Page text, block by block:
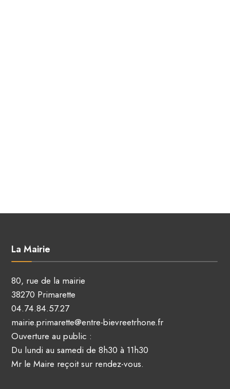
La Mairie
80, rue de la mairie
38270 Primarette
04.74.84.57.27
mairie.primarette@entre-bievreetrhone.fr
Ouverture au public :
Du lundi au samedi de 8h30 à 11h30
Mr le Maire reçoit sur rendez-vous.